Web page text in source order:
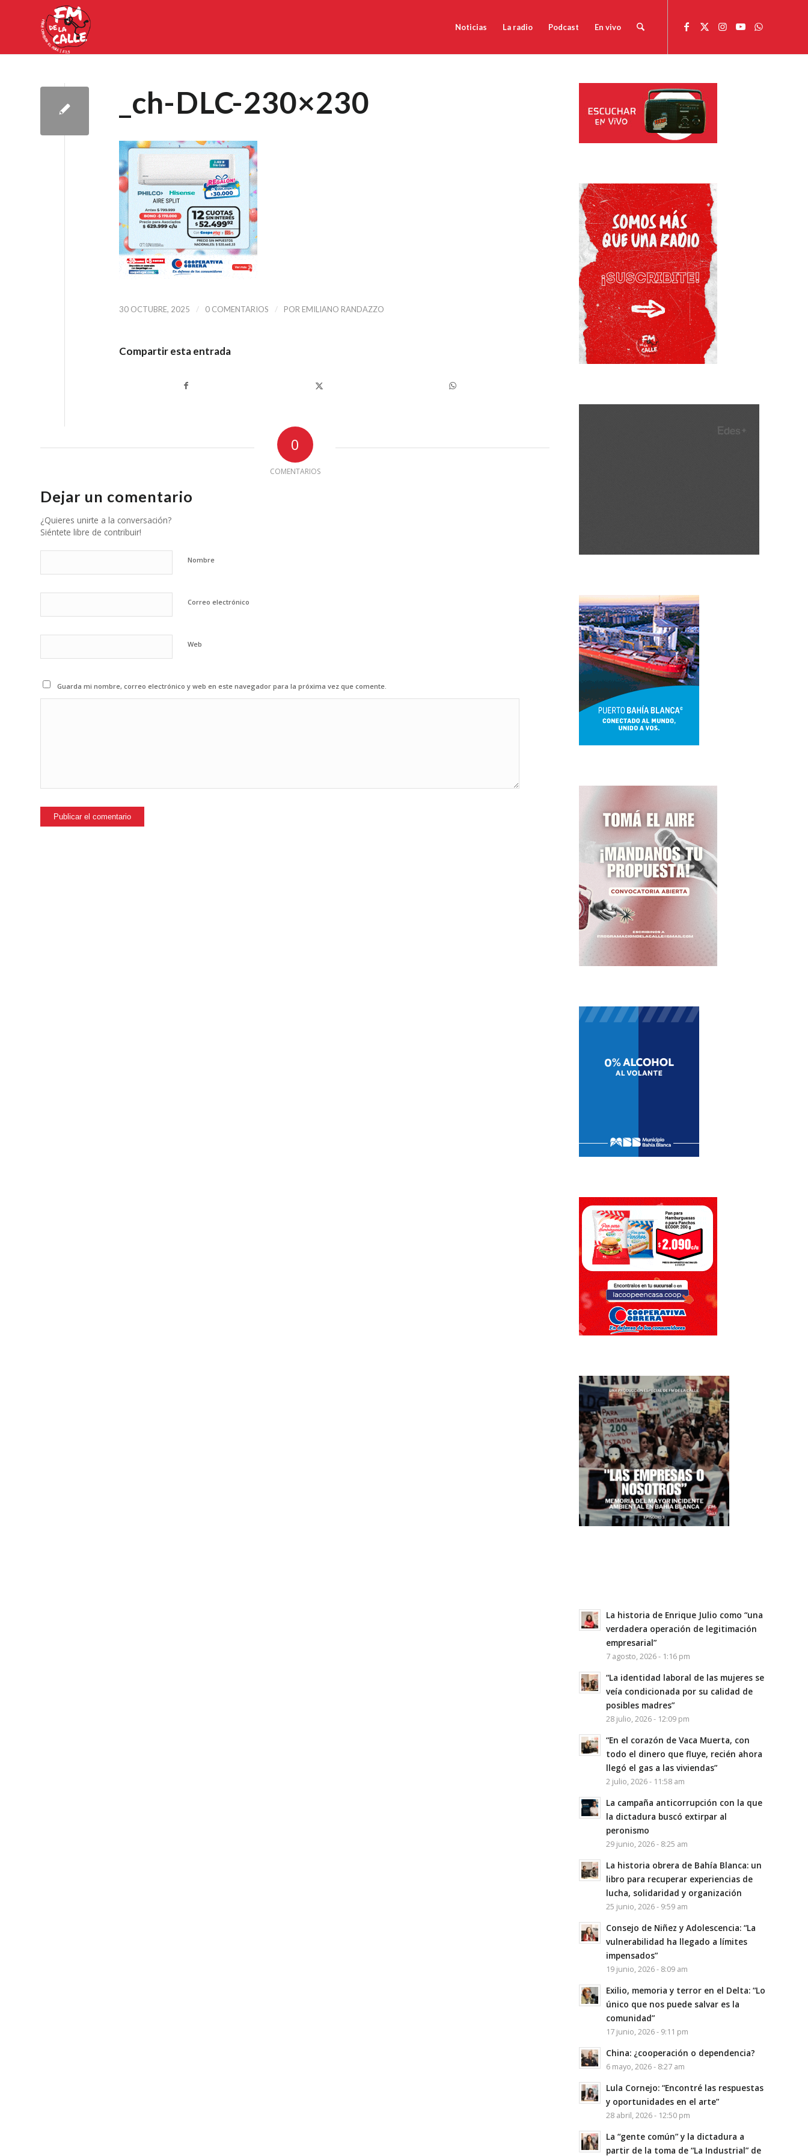
Noticias La radio Podcast En vivo
_ch-DLC-230×230
30 OCTUBRE, 2025 / 0 COMENTARIOS / POR EMILIANO RANDAZZO
Compartir esta entrada
0
COMENTARIOS
Dejar un comentario
¿Quieres unirte a la conversación?
Siéntete libre de contribuir!
Nombre
Correo electrónico
Web
Guarda mi nombre, correo electrónico y web en este navegador para la próxima vez que comente.
La historia de Enrique Julio como “una
verdadera operación de legitimación
empresarial”
7 agosto, 2026 - 1:16 pm
“La identidad laboral de las mujeres se
veía condicionada por su calidad de
posibles madres”
28 julio, 2026 - 12:09 pm
“En el corazón de Vaca Muerta, con
todo el dinero que fluye, recién ahora
llegó el gas a las viviendas”
2 julio, 2026 - 11:58 am
La campaña anticorrupción con la que
la dictadura buscó extirpar al
peronismo
29 junio, 2026 - 8:25 am
La historia obrera de Bahía Blanca: un
libro para recuperar experiencias de
lucha, solidaridad y organización
25 junio, 2026 - 9:59 am
Consejo de Niñez y Adolescencia: “La
vulnerabilidad ha llegado a límites
impensados”
19 junio, 2026 - 8:09 am
Exilio, memoria y terror en el Delta: “Lo
único que nos puede salvar es la
comunidad”
17 junio, 2026 - 9:11 pm
China: ¿cooperación o dependencia?
6 mayo, 2026 - 8:27 am
Lula Cornejo: “Encontré las respuestas
y oportunidades en el arte”
28 abril, 2026 - 12:50 pm
La “gente común” y la dictadura a
partir de la toma de “La Industrial” de